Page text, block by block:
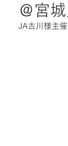
＠宮
JA古川様主